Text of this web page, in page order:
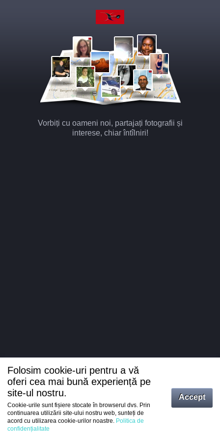
Vorbiți cu oameni noi, partajați fotografii și
interese, chiar întîlniri!
Intrați
Folosim cookie-uri pentru a vă
oferi cea mai bună experiență pe
site-ul nostru.
Cookie-urile sunt fișiere stocate în browserul dvs. Prin
continuarea utilizării site-ului nostru web, sunteți de
acord cu utilizarea cookie-urilor noastre. Politica de
confidențialitate
Accept